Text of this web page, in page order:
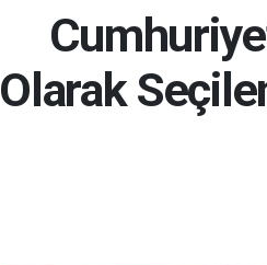
Olarak